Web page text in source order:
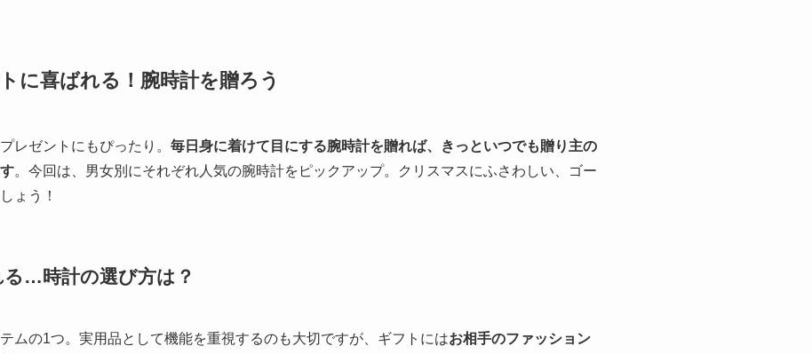
に喜ばれる！腕時計を贈ろう
レゼントにもぴったり。 毎日身に着けて目にする腕時計を贈れば、きっといつでも贈り主の
。今回は、男女別にそれぞれ人気の腕時計をピックアップ。クリスマスにふさわしい、ゴー
ょう！
…時計の選び方は？
ムの1つ。実用品として機能を重視するのも大切ですが、ギフトにはお相手のファッション